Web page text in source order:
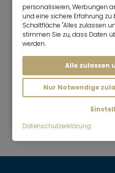
1 Zimmer
24 m²
München-Schwabing
Mr. Lodge |
Wohnen auf Zeit im Herzen
personalisieren, Werbungen
und eine sichere Erfahrung zu
Schaltfläche "Alles zulassen
stimmen Sie zu, dass Daten
werden.
Alle zulassen
Nur Notwendige
Datenschutzerklärung